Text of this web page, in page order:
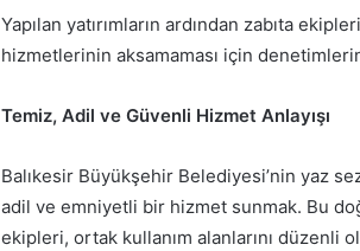
Yapılan yatırımların ardından zabıta
hizmetlerinin aksamaması için
Temiz, Adil ve Güvenli Hizmet Anlayışı
Balıkesir Büyükşehir Belediyesi’nin yaz
adil ve emniyetli bir hizmet sunmak. Bu
ekipleri, ortak kullanım alanlarını düzenli